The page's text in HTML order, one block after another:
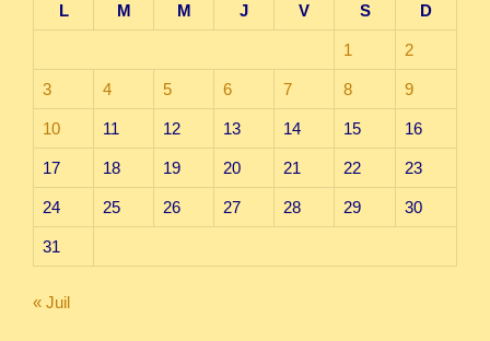
L
M M J V S D
1 2
3 4 5 6 7 8 9
10 11 12 13 14 15 16
17 18 19 20 21 22 23
24 25 26 27 28 29 30
31
« Juil